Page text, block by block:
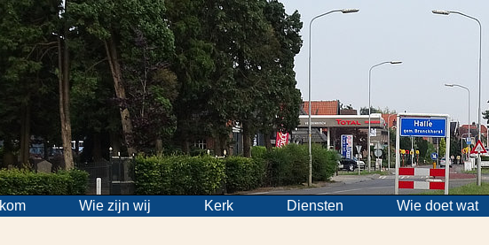
Wie zijn wij Kerk Diensten Wie doet wat